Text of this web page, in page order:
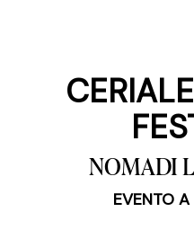
NOMADI
EVENTO